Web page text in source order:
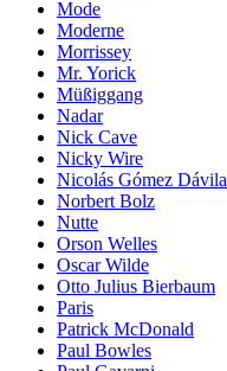
Mode
Moderne
Morrissey
Mr. Yorick
Müßiggang
Nadar
Nick Cave
Nicky Wire
Nicolás Gómez Dávila
Norbert Bolz
Nutte
Orson Welles
Oscar Wilde
Otto Julius Bierbaum
Paris
Patrick McDonald
Paul Bowles